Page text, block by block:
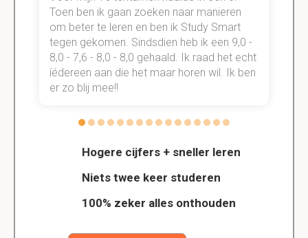
Hogere cijfers + sneller leren
Niets twee keer studeren
100% zeker alles onthouden
Toen ben ik gaan zoeken naar manieren
om beter te leren en ben ik Study Smart
tegen gekomen. Sindsdien heb ik een 9,0 -
8,0 - 7,6 - 8,0 - 8,0 gehaald. Ik raad het echt
íédereen aan die het maar horen wil. Ik ben
er zo blij mee!!